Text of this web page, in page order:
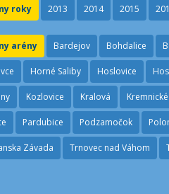
roky 2013 2014 2015
arény Bardejov Bohdalice
Horné Saliby Hoslovice
Kozlovice Kralová
Pardubice Podzamočok
Závada Trnovec nad Váhom